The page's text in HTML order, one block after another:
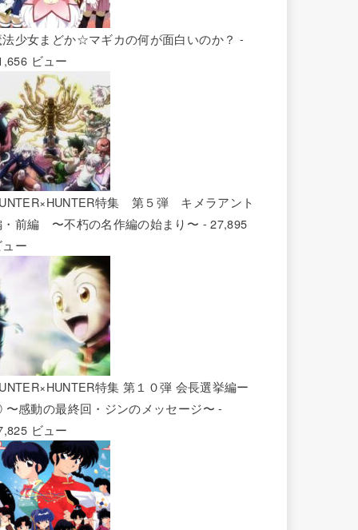
少女まどか☆マギカの何が面白いのか？ -
ビュー
特集 第５弾 キメラアント
・前編 〜不朽の名作編の始まり〜 - 27,895
ー
特集 第１０弾 会長選挙編ー
感動の最終回・ジンのメッセージ〜 -
ビュー